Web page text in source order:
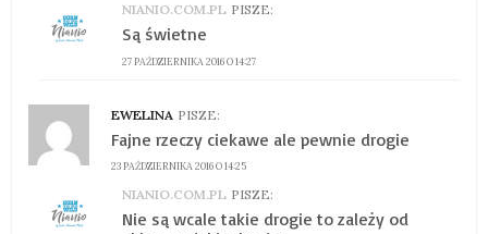
NIANIO.COM.PL PISZE:
27 PAŹDZIERNIKA 2016 O 14:27
Są świetne
EWELINA PISZE:
23 PAŹDZIERNIKA 2016 O 14:25
Fajne rzeczy ciekawe ale pewnie drogie
NIANIO.COM.PL PISZE:
Nie są wcale takie drogie to zależy od